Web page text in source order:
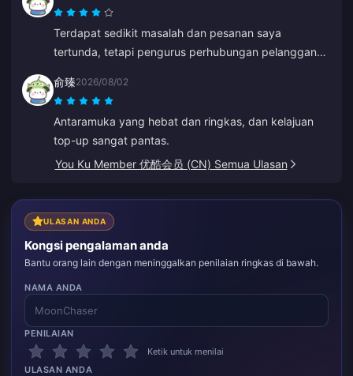
Terdapat sedikit masalah dan pesanan saya
tertunda, tetapi pengurus perhubungan pelanggan
mungkin, serta menunaikan janjinya untuk memberi
pampasan. Keputusan yang memuaskan, saya
menghargai usaha tersebut. Terima kasih!
俞臻2026/08/02
Antaramuka yang hebat dan ringkas, dan kelajuan
top-up sangat pantas.
You Ku Member 优酷会员 (CN) Semua Ulasan
ULASAN ANDA
Kongsi pengalaman anda
Bantu orang lain dengan meninggalkan penilaian ringkas di bawah.
NAMA ANDA
PENILAIAN
Ketik untuk menilai
ULASAN ANDA